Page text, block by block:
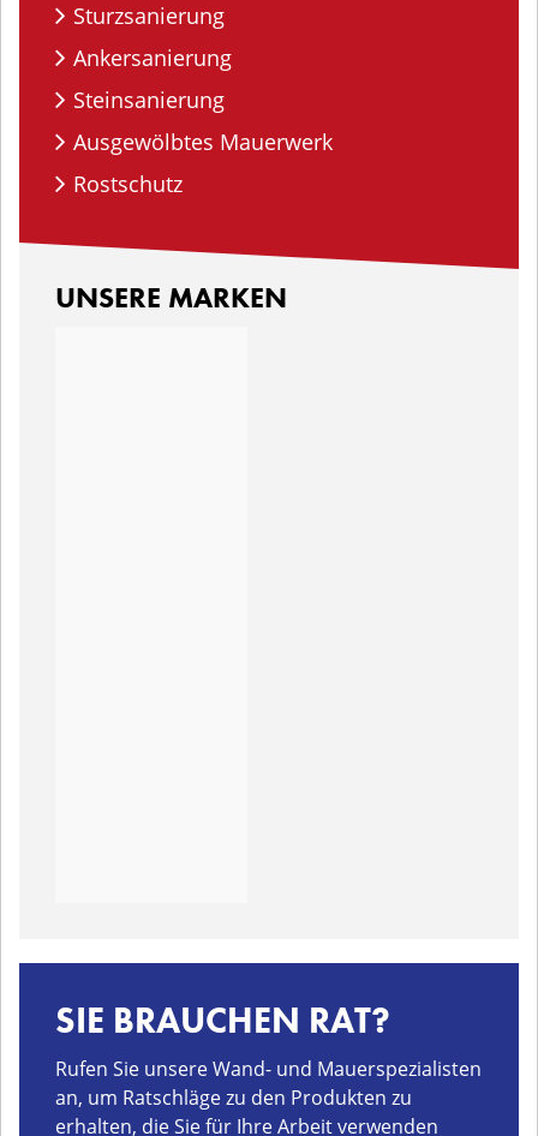
Sturzsanierung
Ankersanierung
Steinsanierung
Ausgewölbtes Mauerwerk
Rostschutz
UNSERE MARKEN
SIE BRAUCHEN RAT?
Rufen Sie unsere Wand- und Mauerspezialisten
an, um Ratschläge zu den Produkten zu
erhalten, die Sie für Ihre Arbeit verwenden